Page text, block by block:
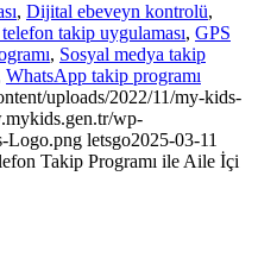
, Dijital ebeveyn kontrolü,
takip uygulaması, GPS
, Sosyal medya takip
WhatsApp takip programı
uploads/2022/11/my-kids-
wp-
Logo.png letsgo2025-03-11
Takip Programı ile Aile İçi